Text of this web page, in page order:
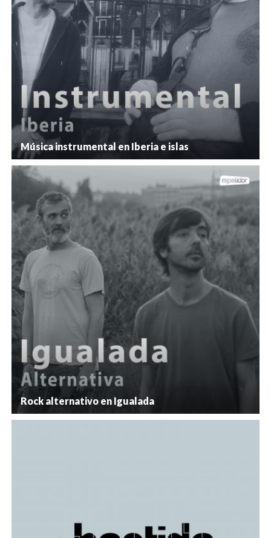
Música instrumental en Iberia e islas
Rock alternativo en Igualada